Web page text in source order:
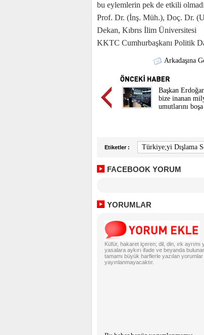
bu eylemlerin pek de etkili
Prof. Dr. (İnş. Müh.), Doç. Dr.
Dekan, Kıbrıs İlim Üniversitesi
KKTC Cumhurbaşkanı Politik
Arkadaşına
Başkan
bize inanan
umutlarını
Etiketler : Türkiye;yi Dışlama
FACEBOOK YORUM
YORUMLAR
Küfür, hakaret içeren; dil, din, ırk ayrımı
yasalara aykırı ifade ve beyanda
tamamı büyük harflerle yazılan yorumlar
yayınlanmayacaktır.